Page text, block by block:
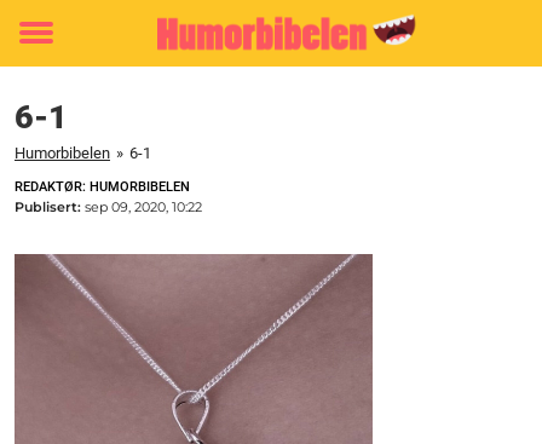
Toggle
6-1
Humorbibelen » 6-1
REDAKTØR: HUMORBIBELEN
Publisert: sep 09, 2020, 10:22